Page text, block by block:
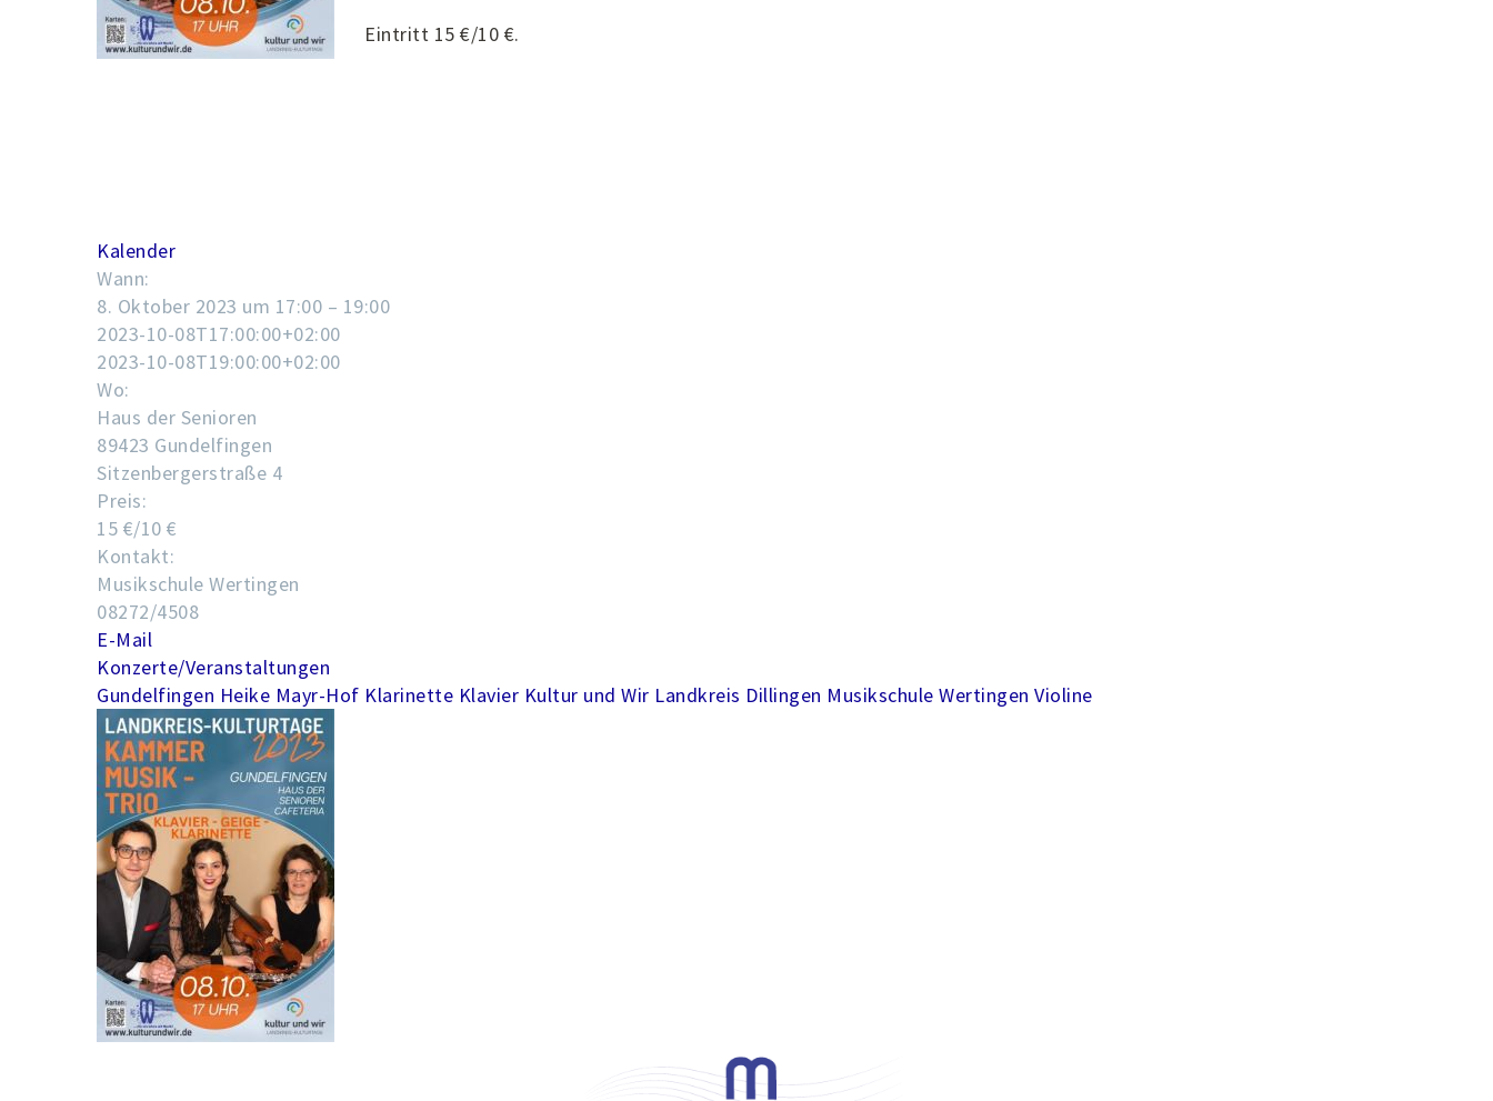
Eintritt 15 €/10 €.
Kalender
Wann:
8. Oktober 2023 um 17:00 – 19:00
2023-10-08T17:00:00+02:00
2023-10-08T19:00:00+02:00
Wo:
Haus der Senioren
89423 Gundelfingen
Sitzenbergerstraße 4
Preis:
15 €/10 €
Kontakt:
Musikschule Wertingen
08272/4508
E-Mail
Konzerte/Veranstaltungen
Gundelfingen Heike Mayr-Hof Klarinette Klavier Kultur und Wir Landkreis Dillingen Musikschule Wertingen Violine